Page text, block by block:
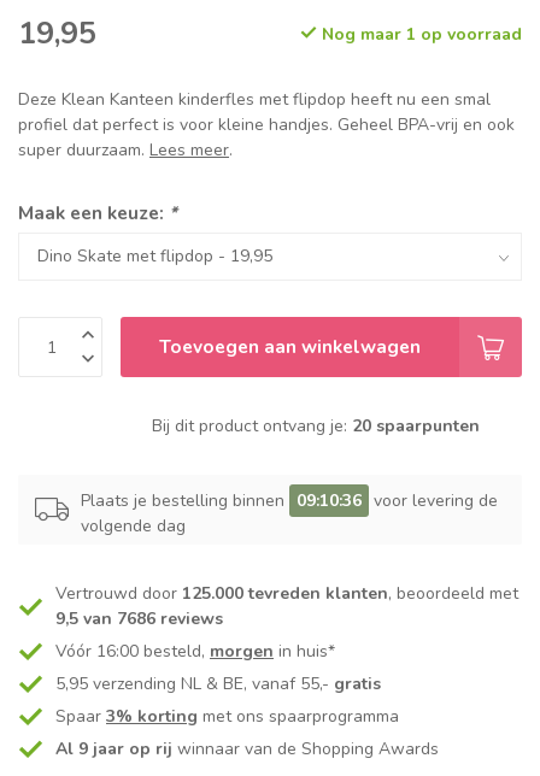
19,95 Nog maar 1 op voorraad
Deze Klean Kanteen kinderfles met flipdop heeft nu een smal
profiel dat perfect is voor kleine handjes. Geheel BPA-vrij en ook
super duurzaam. Lees meer.
Maak een keuze: *
Toevoegen aan winkelwagen
Bij dit product ontvang je: 20 spaarpunten
Plaats je bestelling binnen 09:10:36 voor levering de
volgende dag
Vertrouwd door 125.000 tevreden klanten, beoordeeld met
9,5 van 7686 reviews
Vóór 16:00 besteld, morgen in huis*
5,95 verzending NL & BE, vanaf 55,- gratis
Spaar 3% korting met ons spaarprogramma
Al 9 jaar op rij winnaar van de Shopping Awards